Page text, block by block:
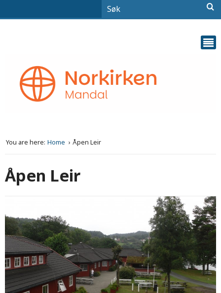
You are here: Home Åpen Leir
Åpen Leir